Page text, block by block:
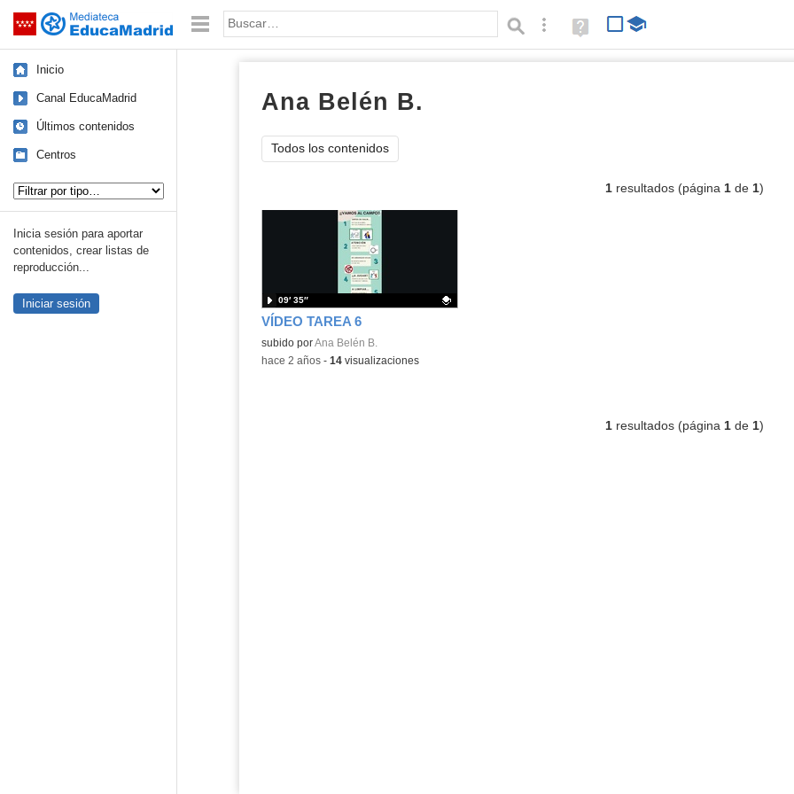
Saltar navegación Palabra o frase: Búsqueda avanzada
Ayuda
(en
Inicio
Canal EducaMadrid
Últimos contenidos
Centros
Inicia sesión para aportar
contenidos, crear listas de
reproducción...
Iniciar sesión
Ana Belén B.
Todos los contenidos
1resultados (página 1de 1)
VÍDEO TAREA 6
Contenido educativo.
subido porAna Belén B.
09′ 35″
-hace 2 años- 14visualizaciones
1resultados (página 1de 1)